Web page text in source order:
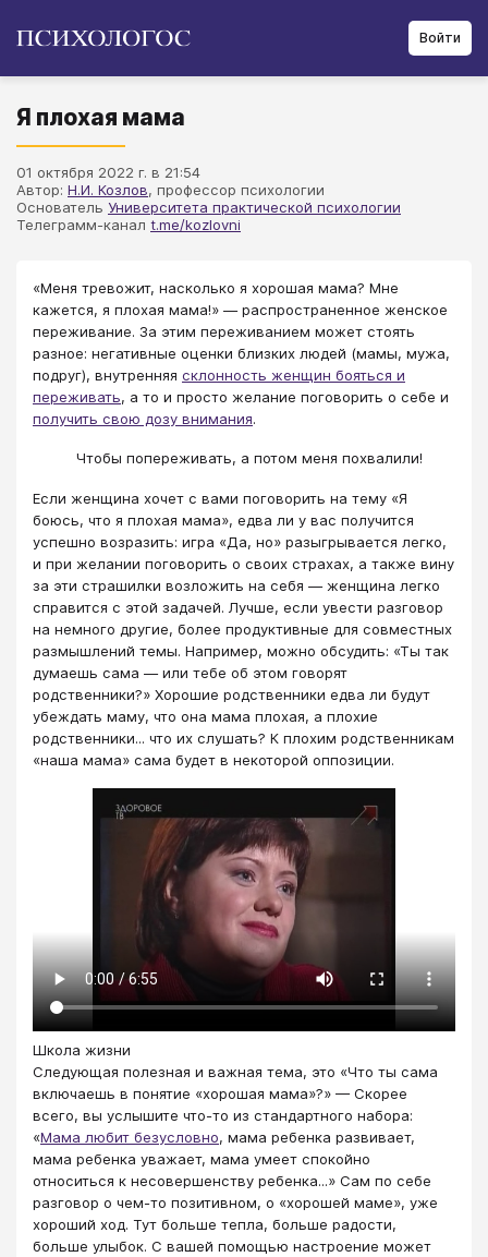
Войти
Я плохая мама
01 октября 2022 г. в 21:54
Автор: Н.И. Козлов, профессор психологии
Основатель Университета практической психологии
Телеграмм-канал t.me/kozlovni
«Меня тревожит, насколько я хорошая мама? Мне
кажется, я плохая мама!» — распространенное женское
переживание. За этим переживанием может стоять
разное: негативные оценки близких людей (мамы, мужа,
подруг), внутренняя склонность женщин бояться и
переживать, а то и просто желание поговорить о себе и
получить свою дозу внимания.
Чтобы попереживать, а потом меня похвалили!
Если женщина хочет с вами поговорить на тему «Я
боюсь, что я плохая мама», едва ли у вас получится
успешно возразить: игра «Да, но» разыгрывается легко,
и при желании поговорить о своих страхах, а также вину
за эти страшилки возложить на себя — женщина легко
справится с этой задачей. Лучше, если увести разговор
на немного другие, более продуктивные для совместных
размышлений темы. Например, можно обсудить: «Ты так
думаешь сама — или тебе об этом говорят
родственники?» Хорошие родственники едва ли будут
убеждать маму, что она мама плохая, а плохие
родственники... что их слушать? К плохим родственникам
«наша мама» сама будет в некоторой оппозиции.
Школа жизни
Следующая полезная и важная тема, это «Что ты сама
включаешь в понятие «хорошая мама»?» — Скорее
всего, вы услышите что-то из стандартного набора:
«Мама любит безусловно, мама ребенка развивает,
мама ребенка уважает, мама умеет спокойно
относиться к несовершенству ребенка...» Сам по себе
разговор о чем-то позитивном, о «хорошей маме», уже
хороший ход. Тут больше тепла, больше радости,
больше улыбок. С вашей помощью настроение может